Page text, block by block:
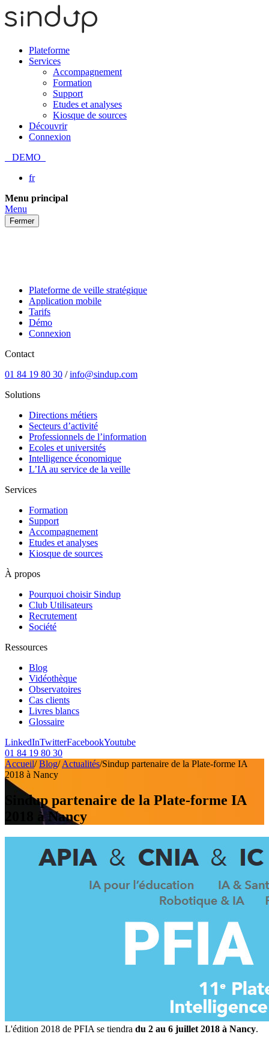
Plateforme
Services
Accompagnement
Formation
Support
Etudes et analyses
Kiosque de sources
Découvrir
Connexion
DEMO
fr
Passer
au
contenu
Menu principal
Menu
Fermer
Plateforme de veille stratégique
Application mobile
Tarifs
Démo
Connexion
Contact
01 84 19 80 30 /info@sindup.com
Solutions
Directions métiers
Secteurs d’activité
Professionnels de l’information
Ecoles et universités
Intelligence économique
L’IA au service de la veille
Services
Formation
Support
Accompagnement
Etudes et analyses
Kiosque de sources
À propos
Pourquoi choisir Sindup
Club Utilisateurs
Recrutement
Société
Ressources
Blog
Vidéothèque
Observatoires
Cas clients
Livres blancs
Glossaire
LinkedInTwitterFacebookYoutube
01 84 19 80 30
Accueil/ Blog/ Actualités/Sindup partenaire de la Plate-forme IA
2018 à Nancy
Sindup partenaire de la Plate-forme IA
2018 à Nancy
L'édition 2018 de PFIA se tiendra du 2 au 6 juillet 2018 à Nancy.